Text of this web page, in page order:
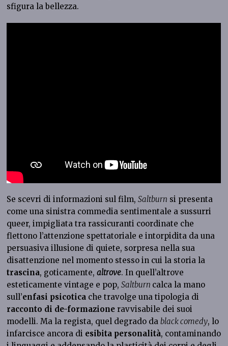
sfigura la bellezza.
Se scevri di informazioni sul film,Saltburn si presenta
come una sinistra commedia sentimentale a sussurri
queer, impigliata tra rassicuranti coordinate che
flettono l’attenzione spettatoriale e intorpidita da una
persuasiva illusione di quiete, sorpresa nella sua
disattenzione nel momento stesso in cui la storia la
trascina, goticamente,altrove. In quell’altrove
esteticamente vintage e pop,Saltburn calca la mano
sull’enfasi psicotica che travolge una tipologia di
racconto di de-formazione ravvisabile dei suoi
modelli. Ma la regista, quel degrado dablack comedy, lo
infarcisce ancora di esibita personalità, contaminando